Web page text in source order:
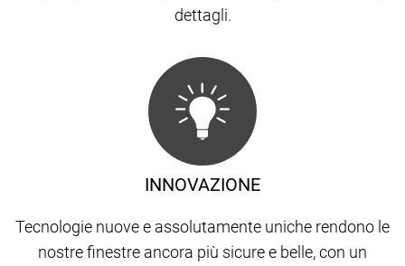
dettagli.
INNOVAZIONE
Tecnologie nuove e assolutamente uniche rendono le
nostre finestre ancora più sicure e belle, con un